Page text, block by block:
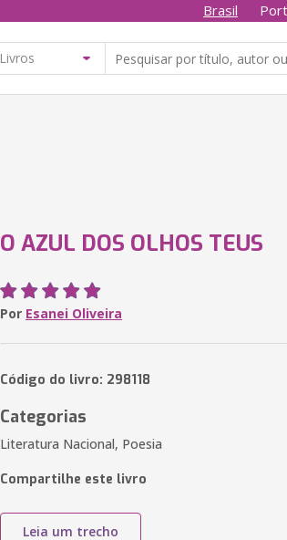
Brasil
O AZUL DOS OLHOS TEUS
Por Esanei Oliveira
Código do livro: 298118
Categorias
Literatura Nacional, Poesia
Compartilhe este livro
Leia um trecho